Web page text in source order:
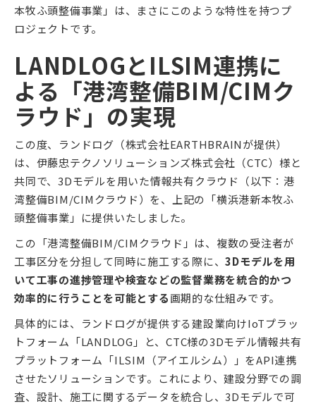
本牧ふ頭整備事業」は、まさにこのような特性を持つプ
ロジェクトです。
LANDLOGとILSIM連携に
よる「港湾整備BIM/CIMク
ラウド」の実現
この度、ランドログ（株式会社EARTHBRAINが提供）
は、伊藤忠テクノソリューションズ株式会社（CTC）様と
共同で、3Dモデルを用いた情報共有クラウド（以下：港
湾整備BIM/CIMクラウド）を、上記の「横浜港新本牧ふ
頭整備事業」に提供いたしました。
この「港湾整備BIM/CIMクラウド」は、複数の受注者が
工事区分を分担して同時に施工する際に、3Dモデルを用
いて工事の進捗管理や検査などの監督業務を統合的かつ
効率的に行うことを可能とする画期的な仕組みです。
具体的には、ランドログが提供する建設業向けIoTプラッ
トフォーム「LANDLOG」と、CTC様の3Dモデル情報共有
プラットフォーム「ILSIM（アイエルシム）」をAPI連携
させたソリューションです。これにより、建設分野での調
査、設計、施工に関するデータを統合し、3Dモデルで可